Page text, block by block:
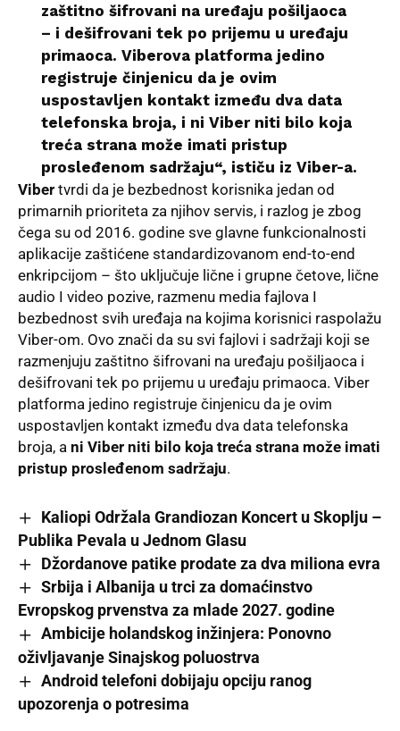
zaštitno šifrovani na uređaju pošiljaoca
– i dešifrovani tek po prijemu u uređaju
primaoca. Viberova platforma jedino
registruje činjenicu da je ovim
uspostavljen kontakt između dva data
telefonska broja, i ni Viber niti bilo koja
treća strana može imati pristup
prosleđenom sadržaju“, ističu iz Viber-a.
Viber tvrdi da je bezbednost korisnika jedan od
primarnih prioriteta za njihov servis, i razlog je zbog
čega su od 2016. godine sve glavne funkcionalnosti
aplikacije zaštićene standardizovanom end-to-end
enkripcijom – što uključuje lične i grupne četove, lične
audio I video pozive, razmenu media fajlova I
bezbednost svih uređaja na kojima korisnici raspolažu
Viber-om. Ovo znači da su svi fajlovi i sadržaji koji se
razmenjuju zaštitno šifrovani na uređaju pošiljaoca i
dešifrovani tek po prijemu u uređaju primaoca. Viber
platforma jedino registruje činjenicu da je ovim
uspostavljen kontakt između dva data telefonska
broja, a ni Viber niti bilo koja treća strana može imati
pristup prosleđenom sadržaju.
Kaliopi Održala Grandiozan Koncert u Skoplju –
Publika Pevala u Jednom Glasu
Džordanove patike prodate za dva miliona evra
Srbija i Albanija u trci za domaćinstvo
Evropskog prvenstva za mlade 2027. godine
Ambicije holandskog inžinjera: Ponovno
oživljavanje Sinajskog poluostrva
Android telefoni dobijaju opciju ranog
upozorenja o potresima